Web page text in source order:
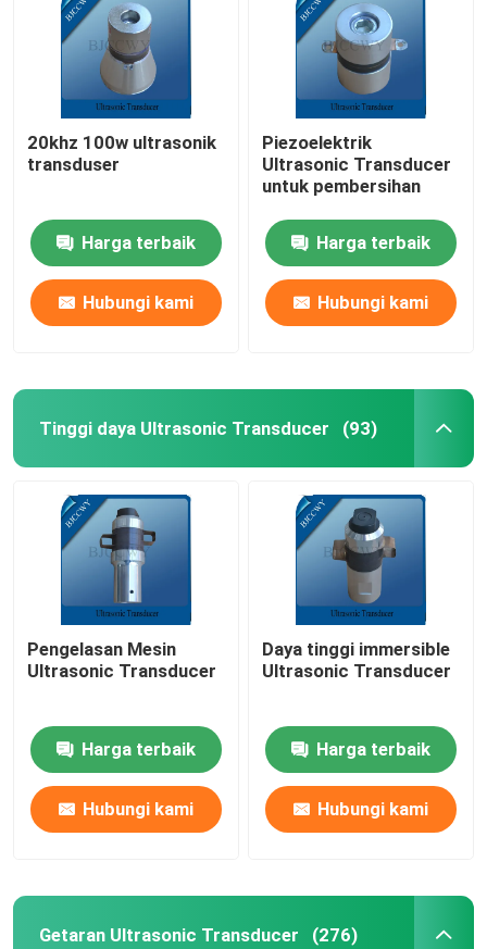
20khz 100w ultrasonik
transduser
Harga terbaik
Hubungi kami
Piezoelektrik
Ultrasonic Transducer
untuk pembersihan
Harga terbaik
Hubungi kami
Tinggi daya Ultrasonic Transducer (93)
Pengelasan Mesin
Ultrasonic Transducer
Harga terbaik
Hubungi kami
Daya tinggi immersible
Ultrasonic Transducer
Harga terbaik
Hubungi kami
Getaran Ultrasonic Transducer (276)